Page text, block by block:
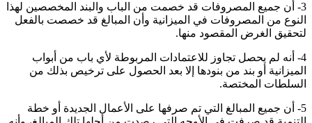
3- أن جميع المصروفات قد خصمت من الباب والبند المخصصين لهذا
النوع من المصروفات في الميزانية وأن المبالغ قد خصصت بالفعل
لتحقيق الغرض المقصود منها.
4- أنه لم يحصل تجاوز للاعتمادات المربوطة لأي باب من أبواب
الميزانية أو بند من بنودها إلا بعد الحصول على ترخيص بذلك من
السلطات المختصة.
5- أن جميع المبالغ التي تم صرفها على الأعمال الجديدة أو خطة